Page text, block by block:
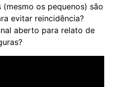
os pequenos) são
evitar reincidência?
aberto para relato de